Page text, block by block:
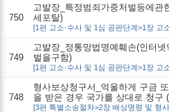
750
고발장_특정범죄가중처벌등에관
세포탈)
[1편 고소·수사 및 1심 공판단계>1장 고
749
고발장_정통망법명예훼손(인터넷
벌을구함)
[1편 고소·수사 및 1심 공판단계>1장 고
748
형사보상청구서_억울하게 구금
을 받은 경우 국가를 상대로 청구
[3편 특별소송절차>2장 배상명령 및 형